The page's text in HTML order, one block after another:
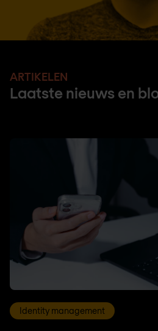
ARTIKELEN
Laatste nieuws en
Identity management